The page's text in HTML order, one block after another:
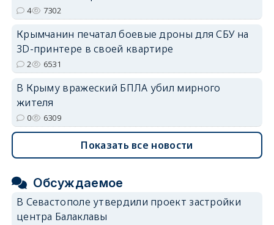
4 7302
Крымчанин печатал боевые дроны для СБУ на
3D-принтере в своей квартире
2 6531
В Крыму вражеский БПЛА убил мирного
жителя
0 6309
Показать все новости
Обсуждаемое
В Севастополе утвердили проект застройки
центра Балаклавы